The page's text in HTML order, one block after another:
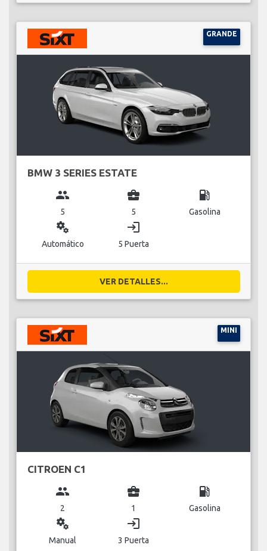
GRANDE
BMW 3 SERIES ESTATE
group
5
business_center
5
local_gas_station
Gasolina
miscellaneous_services
Automático
login
5 Puerta
VER DETALLES...
MINI
CITROEN C1
group
2
business_center
1
local_gas_station
Gasolina
miscellaneous_services
Manual
login
3 Puerta